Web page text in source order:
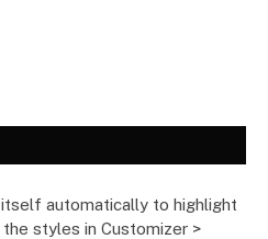
automatically to highlight
styles in Customizer >